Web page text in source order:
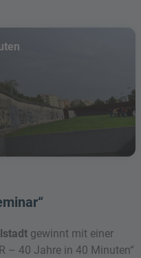
gewinnt mit einer
– 40 Jahre in 40 Minuten“